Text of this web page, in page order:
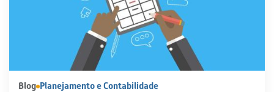
Blog Planejamento e Contabilidade